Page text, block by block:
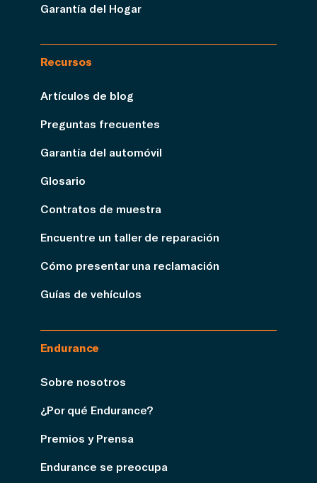
Garantía del Hogar
Recursos
Artículos de blog
Preguntas frecuentes
Garantía del automóvil
Glosario
Contratos de muestra
Encuentre un taller de reparación
Cómo presentar una reclamación
Guías de vehículos
Endurance
Sobre nosotros
¿Por qué Endurance?
Premios y Prensa
Endurance se preocupa